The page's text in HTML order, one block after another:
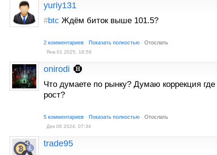
yuriy131
#btc Ждём биток выше 101.5?
2 комментариев · Показать полностью · Отослать
Янв 01 2025, 18:59
onirodi
Что думаете по рынку? Думаю коррекция
рост?
5 комментариев · Показать полностью · Отослать
Дек 06 2024, 07:34
trade95